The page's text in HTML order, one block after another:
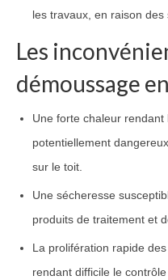
les travaux, en raison
Les
démoussage
Une forte chaleur
potentiellement
sur le toit.
Une sécheresse
produits de traitement et
La prolifération rapide
rendant difficile le